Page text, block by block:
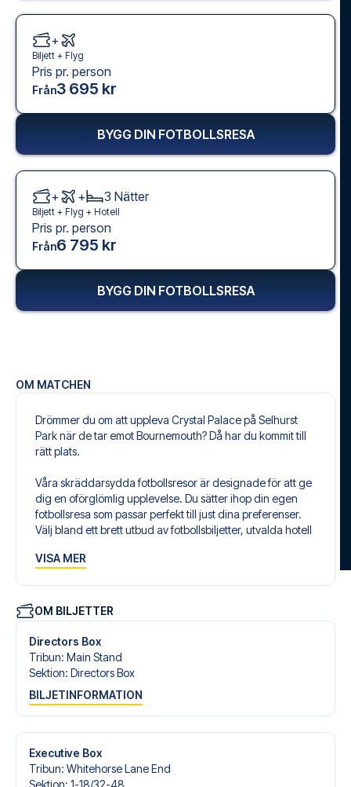
OM MATCHEN
Drömmer du om att uppleva Crystal Palace på Selhurst
Park när de tar emot Bournemouth? Då har du kommit till
rätt plats.
Våra skräddarsydda fotbollsresor är designade för att ge
dig en oförglömlig upplevelse. Du sätter ihop din egen
fotbollsresa som passar perfekt till just dina preferenser.
Välj bland ett brett utbud av fotbollsbiljetter, utvalda hotell
som passar dig bäst.
Din säkerhet och upplevelse är vår högsta prioritet. Vi
säkerställer en problemfri bokningsprocess i samband
med din fotbollspaket och står redo med personlig
service både före och under resan. Vi är tillgängliga på
+46 22 03 00 14 eller
Är du redo att uppleva Crystal Palace på Selhurst Park
mot Bournemouth? Kontakta oss idag, och låt oss hjälpa
dig att realisera din fotbollsresedröm!
VISA MER
OM BILJETTER
Directors Box
Tribun: Main Stand
Sektion: Directors Box
BILJETINFORMATION
Executive Box
Tribun: Whitehorse Lane End
Sektion: 1-18/​32-48
+
Biljett + Flyg
Pris pr. person
Från3 695 kr
BYGG DIN FOTBOLLSRESA
+ + 3 Nätter
Biljett + Flyg + Hotell
Pris pr. person
Från6 795 kr
BYGG DIN FOTBOLLSRESA